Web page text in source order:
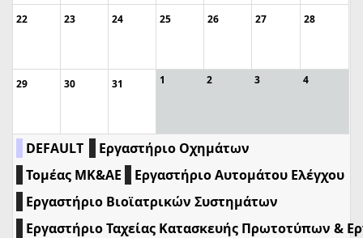
22 23 24 25 26 27 28
29 30 31 1 2 3 4
DEFAULT
Εργαστήριο Οχημάτων
Τομέας ΜΚ&ΑΕ
Εργαστήριο Αυτομάτου Ελέγχου
Εργαστήριο Βιοϊατρικών Συστημάτων
Εργαστήριο Ταχείας Κατασκευής Πρωτοτύπων &